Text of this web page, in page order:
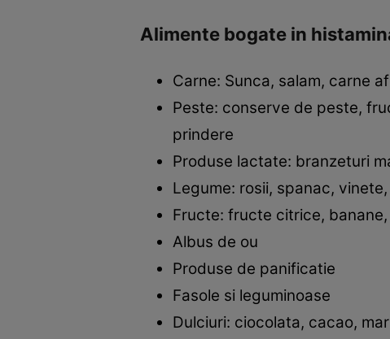
Alimente bogate in
Carne: Sunca, salam, carne
Peste: conserve de peste,
prindere
Produse lactate: branzeturi
Legume: rosii, spanac,
Fructe: fructe citrice,
Albus de ou
Produse de panificatie
Fasole si leguminoase
Dulciuri: ciocolata, cacao,